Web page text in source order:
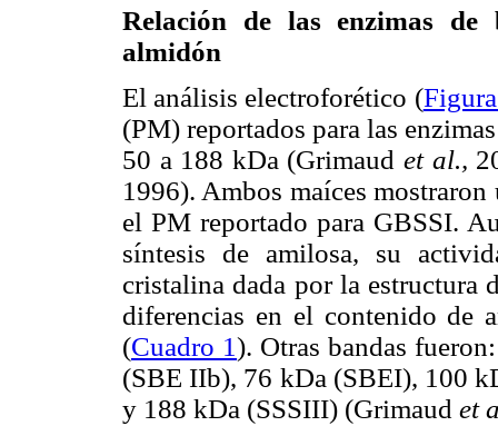
Relación de las enzimas de
almidón
El análisis electroforético (
(PM) reportados para las
50 a 188 kDa (Grimaud et al.,
1996). Ambos maíces
el PM reportado para GBSSI.
síntesis de amilosa, su
cristalina dada por la estructura
diferencias en el contenido de
(Cuadro 1). Otras bandas
(SBE IIb), 76 kDa (SBEI), 100
y 188 kDa (SSSIII) (Grimaud et